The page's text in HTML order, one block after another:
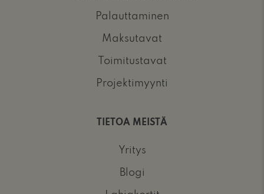
Palauttaminen
Maksutavat
Toimitustavat
Projektimyynti
TIETOA MEISTÄ
Yritys
Blogi